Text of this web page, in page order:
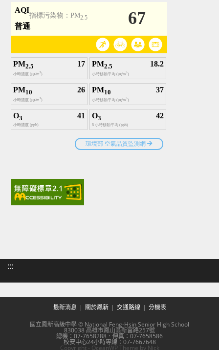
:::
最新消息 關於鳳新 交通路線 分機表
國立鳳新高級中學 © National Feng-Hsin Senior High School
830038 高雄市鳳山區新富路257號
總機：07-7658288．傳真：07-7658586
校安中心24小時專線：07-7667648
Copyright - OceanWP Theme by Nick